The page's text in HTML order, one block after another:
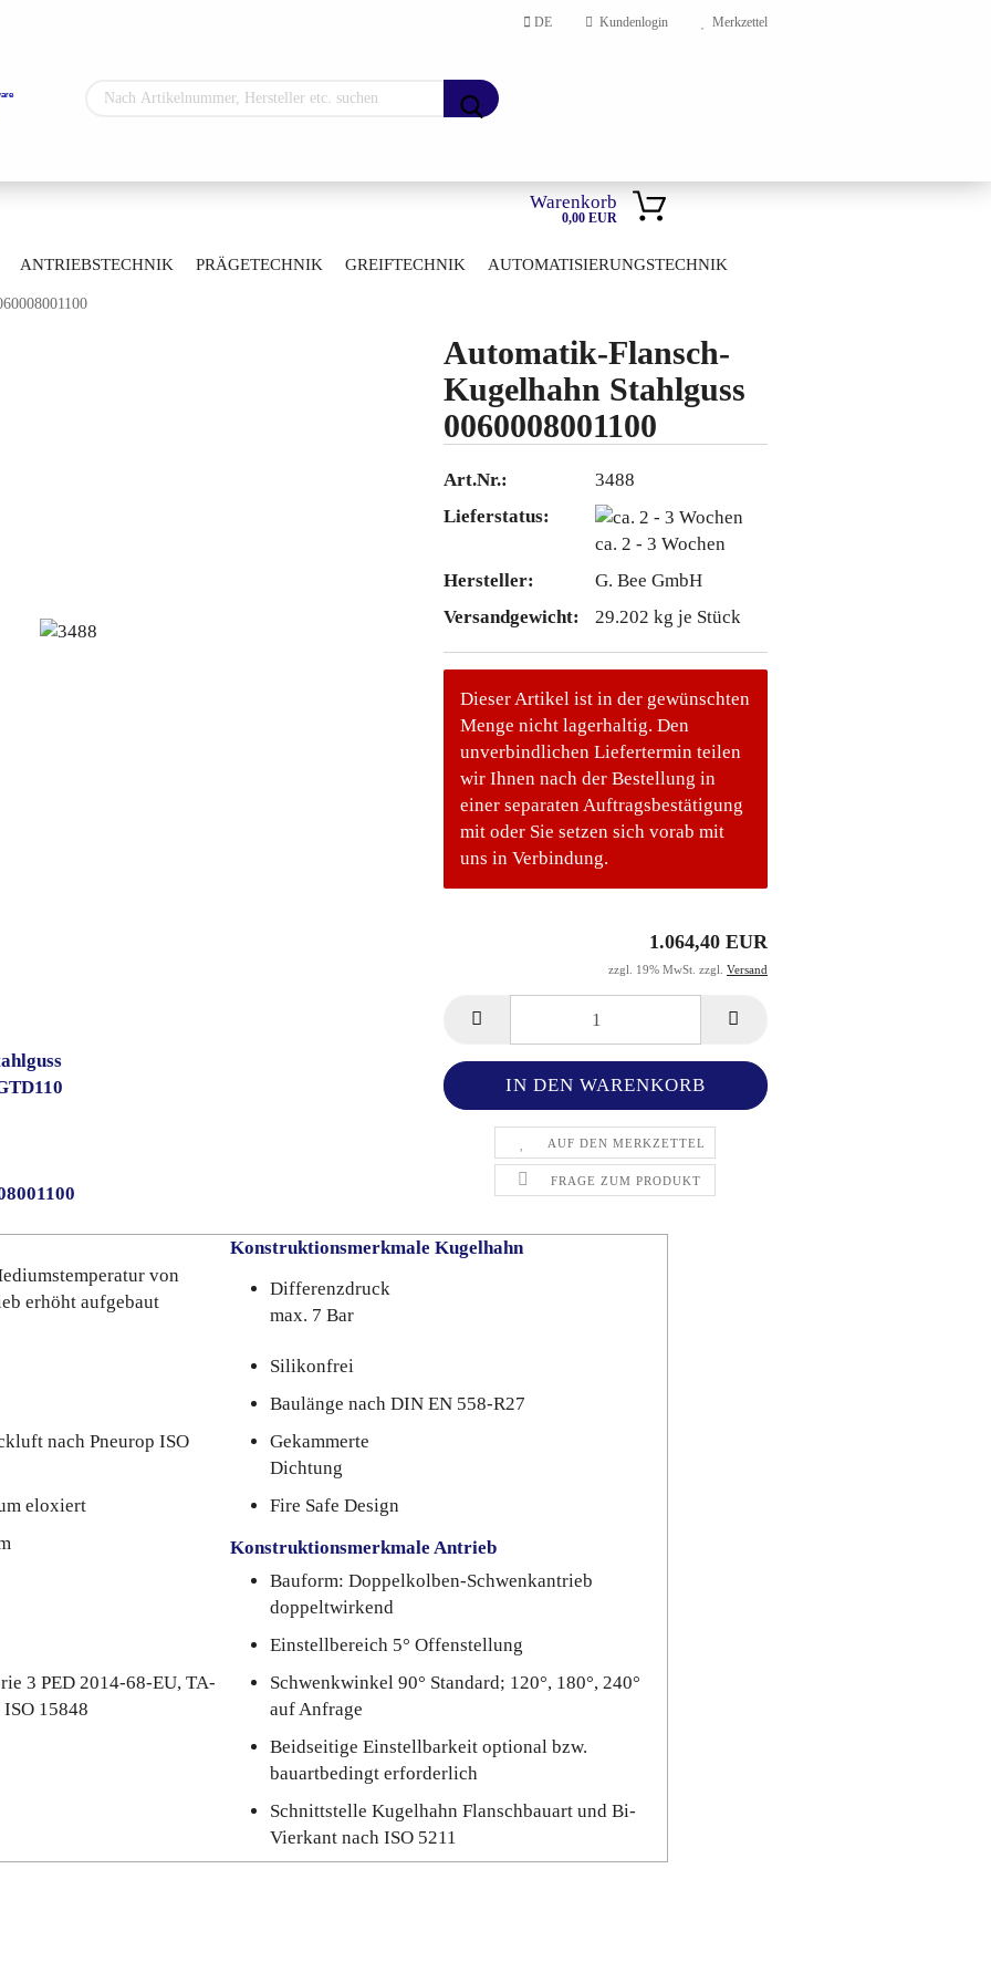
DE Kundenlogin
Passwort vergessen?
Merkzettel
Warenkorb
0,00 EUR
ANTRIEBSTECHNIK PRÄGETECHNIK GREIFTECHNIK AUTOMATISIERUNGSTECHNIK
ARTIKELÜBERSICHT
»
Automatik-Flansch-
Kugelhahn Stahlguss
0060008001100
Art.Nr.:
3488
Lieferstatus:
ca. 2 - 3 Wochen
Hersteller:
G. Bee GmbH
Versandgewicht:
29.202 kg je Stück
Dieser Artikel ist in der gewünschten
Menge nicht lagerhaltig. Den
unverbindlichen Liefertermin teilen
wir Ihnen nach der Bestellung in
einer separaten Auftragsbestätigung
mit oder Sie setzen sich vorab mit
uns in Verbindung.
1.064,40 EUR
zzgl. 19% MwSt. zzgl. Versand
AUF DEN MERKZETTEL
FRAGE ZUM PRODUKT
Konstruktionsmerkmale Kugelhahn
von
erhöht aufgebaut
Differenzdruck
max. 7 Bar
Silikonfrei
Baulänge nach DIN EN 558-R27
nach Pneurop ISO
Gekammerte
Dichtung
eloxiert
Fire Safe Design
Konstruktionsmerkmale Antrieb
Bauform: Doppelkolben-Schwenkantrieb
doppeltwirkend
Einstellbereich 5° Offenstellung
3 PED 2014-68-EU, TA-
15848
Schwenkwinkel 90° Standard; 120°, 180°, 240°
auf Anfrage
Beidseitige Einstellbarkeit optional bzw.
bauartbedingt erforderlich
Schnittstelle Kugelhahn Flanschbauart und Bi-
Vierkant nach ISO 5211